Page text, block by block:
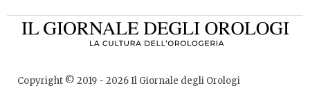
Copyright © 2019 - 2026Il Giornale degli Orologi